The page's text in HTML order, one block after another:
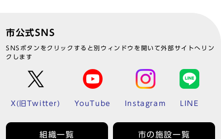
市公式SNS
SNSボタンをクリックすると別ウィンドウを開いて外部サイトへリン
クします
X(旧Twitter) YouTube Instagram LINE
組織一覧 市の施設一覧